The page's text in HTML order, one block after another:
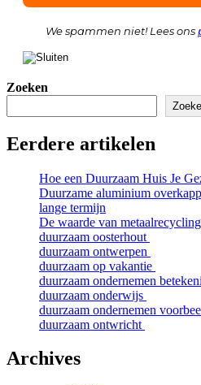
We spammen niet! Lees ons
Zoeken
Eerdere artikelen
Hoe een Duurzaam Huis Je
Duurzame aluminium
lange termijn
De waarde van metaalrecycling
duurzaam oosterhout
duurzaam ontwerpen
duurzaam op vakantie
duurzaam ondernemen
duurzaam onderwijs
duurzaam ondernemen
duurzaam ontwricht
Archives